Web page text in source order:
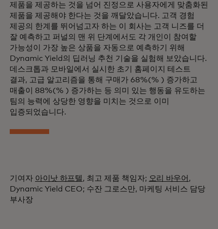
제품을 제공하는 것을 넘어 진정으로 사용자에게 맞춤화된
제품을 제공해야 한다는 것을 깨달았습니다. 고객 경험
제공의 한계를 뛰어넘고자 하는 이 회사는 고객 니즈를 더
잘 예측하고 퍼널의 맨 위 단계에서도 각 개인이 참여할
가능성이 가장 높은 상품을 자동으로 예측하기 위해
Dynamic Yield의 딥러닝 추천 기술을 실험해 보았습니다.
데스크톱과 모바일에서 실시한 초기 홈페이지 테스트
결과, 고급 알고리즘을 통해 구매가 68%(% ) 증가하고
매출이 88%(% ) 증가하는 등 의미 있는 행동을 유도하는
팀의 능력에 상당한 영향을 미치는 것으로 이미
입증되었습니다.
기여자 아이낫 하프텔, 최고 제품 책임자; 오리 바우어 ,
Dynamic Yield CEO; 수잔 그로스만, 마케팅 서비스 담당
부사장